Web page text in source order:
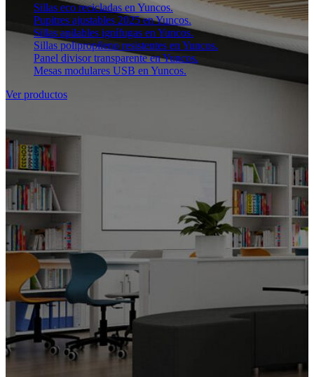
Sillas eco recicladas en Yuncos.
Pupitres ajustables 2025 en Yuncos.
Sillas apilables ignífugas en Yuncos.
Sillas polipropileno resistentes en Yuncos.
Panel divisor transparente en Yuncos.
Mesas modulares USB en Yuncos.
Ver productos